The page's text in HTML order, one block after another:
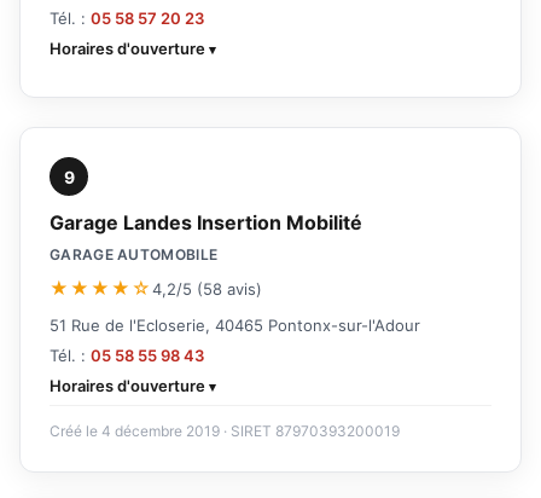
Tél. : 05 58 57 20 23
Horaires d'ouverture
9
Garage Landes Insertion Mobilité
GARAGE AUTOMOBILE
★★★★☆4,2/5 (58 avis)
51 Rue de l'Ecloserie, 40465 Pontonx-sur-l'Adour
Tél. : 05 58 55 98 43
Horaires d'ouverture
Créé le 4 décembre 2019 · SIRET 87970393200019